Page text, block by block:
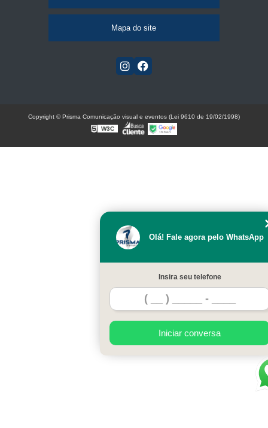
Mapa do site
Olá! Fale agora pelo WhatsApp
Insira seu telefone
Iniciar conversa
Copyright © Prisma Comunicação visual e eventos (Lei 9610 de 19/02/1998)
W3C